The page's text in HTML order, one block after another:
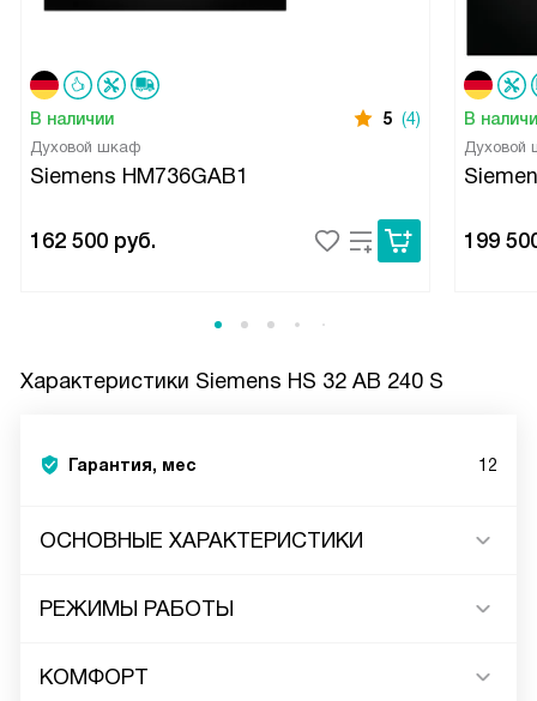
В наличии 5 (4)
Духовой шкаф
Siemens HM736GAB1
162 500 руб.
В
Духовой
199
Характеристики Siemens HS 32 AB 240 S
Гарантия, мес 12
ОСНОВНЫЕ ХАРАКТЕРИСТИКИ
РЕЖИМЫ РАБОТЫ
КОМФОРТ